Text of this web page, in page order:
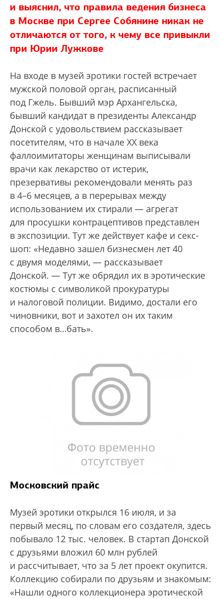
и выяснил, что правила ведения бизнеса
в Москве при Сергее Собянине никак не
отличаются от того, к чему все привыкли
при Юрии Лужкове
На входе в музей эротики гостей встречает
мужской половой орган, расписанный
под Гжель. Бывший мэр Архангельска,
бывший кандидат в президенты Александр
Донской с удовольствием рассказывает
посетителям, что в начале XX века
фаллоимитаторы женщинам выписывали
врачи как лекарство от истерик,
презервативы рекомендовали менять раз
в 4–6 месяцев, а в перерывах между
использованием их стирали — агрегат
для просушки контрацептивов представлен
в экспозиции. Тут же действует кафе и секс-
шоп: «Недавно зашел бизнесмен лет 40
с двумя моделями, — рассказывает
Донской. — Тут же обрядил их в эротические
костюмы с символикой прокуратуры
и налоговой полиции. Видимо, достали его
чиновники, вот и захотел он их таким
способом в…бать».
Московский прайс
Музей эротики открылся 16 июля, и за
первый месяц, по словам его создателя, здесь
побывало 12 тыс. человек. В стартап Донской
с друзьями вложил 60 млн рублей
и рассчитывает, что за 5 лет проект окупится.
Коллекцию собирали по друзьям и знакомым:
«Нашли одного коллекционера эротической